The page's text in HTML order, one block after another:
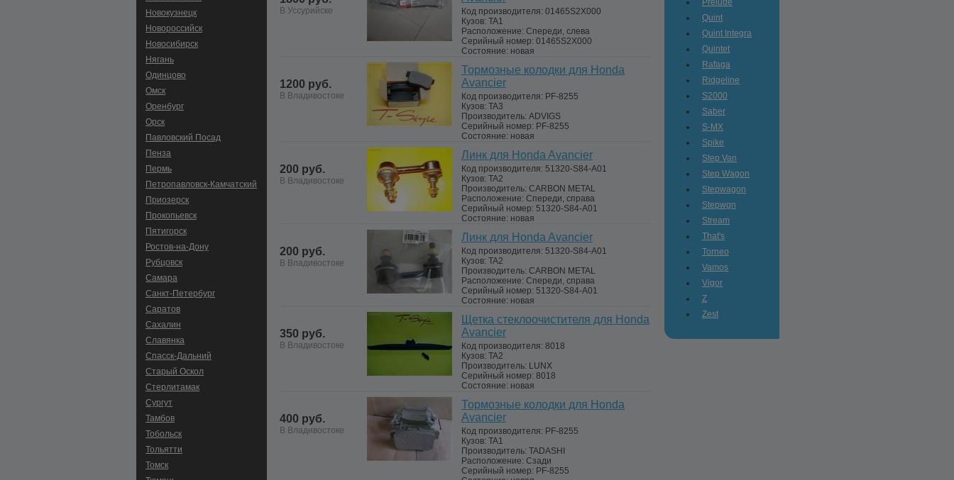
Новокузнецк
Новороссийск
Новосибирск
Нягань
Одинцово
Омск
Оренбург
Орск
Павловский Посад
Пенза
Пермь
Петропавловск-Камчатский
Приозерск
Прокопьевск
Пятигорск
Ростов-на-Дону
Рубцовск
Самара
Санкт-Петербург
Саратов
Сахалин
Славянка
Спасск-Дальний
Старый Оскол
Стерлитамак
Сургут
Тамбов
Тобольск
Тольятти
Томск
В Уссурийске Код производителя: 01465S2X000
Кузов: TA1
Расположение: Спереди, слева
Серийный номер: 01465S2X000
Состояние: новая
1200 руб.
В Владивостоке
Тормозные колодки для Honda
Avancier
Код производителя: PF-8255
Кузов: TA3
Производитель: ADVIGS
Серийный номер: PF-8255
Состояние: новая
200 руб.
В Владивостоке
Линк для Honda Avancier
Код производителя: 51320-S84-A01
Кузов: TA2
Производитель: CARBON METAL
Расположение: Спереди, справа
Серийный номер: 51320-S84-A01
Состояние: новая
200 руб.
В Владивостоке
Линк для Honda Avancier
Код производителя: 51320-S84-A01
Кузов: TA2
Производитель: CARBON METAL
Расположение: Спереди, справа
Серийный номер: 51320-S84-A01
Состояние: новая
350 руб.
В Владивостоке
Щетка стеклоочистителя для Honda
Avancier
Код производителя: 8018
Кузов: TA2
Производитель: LUNX
Серийный номер: 8018
Состояние: новая
400 руб.
В Владивостоке
Тормозные колодки для Honda
Avancier
Код производителя: PF-8255
Кузов: TA1
Производитель: TADASHI
Расположение: Сзади
Серийный номер: PF-8255
Prelude
Quint
Quint Integra
Quintet
Rafaga
Ridgeline
S2000
Saber
S-MX
Spike
Step Van
Step Wagon
Stepwagon
Stepwgn
Stream
That's
Torneo
Vamos
Vigor
Z
Zest